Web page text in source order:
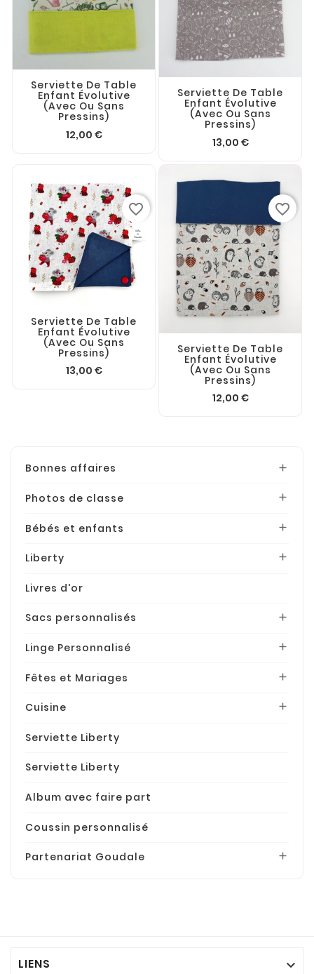
Serviette De Table
Enfant Évolutive
(avec Ou Sans
Pressins)
12,00 €
Serviette De Table
Enfant Évolutive
(avec Ou Sans
Pressins)
13,00 €
Serviette De Table
Enfant Évolutive
(avec Ou Sans
Pressins)
13,00 €
favorite_border
Serviette De Table
Enfant Évolutive
(avec Ou Sans
Pressins)
12,00 €
favorite_border
Bonnes affaires 
Photos de classe 
Bébés et enfants 
Liberty 
Livres d'or
Sacs personnalisés 
Linge Personnalisé 
Fêtes et Mariages 
Cuisine 
Serviette Liberty
Serviette Liberty
Album avec faire part
Coussin personnalisé
Partenariat Goudale 
LIENS 